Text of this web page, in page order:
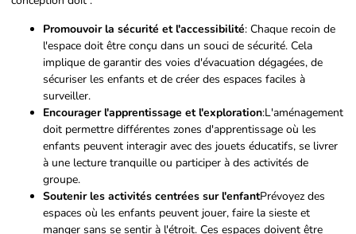
Promouvoir la sécurité et l'accessibilité: Chaque recoin de
l'espace doit être conçu dans un souci de sécurité. Cela
implique de garantir des voies d'évacuation dégagées, de
sécuriser les enfants et de créer des espaces faciles à
surveiller.
Encourager l'apprentissage et l'exploration:L'aménagement
doit permettre différentes zones d'apprentissage où les
enfants peuvent interagir avec des jouets éducatifs, se livrer
à une lecture tranquille ou participer à des activités de
groupe.
Soutenir les activités centrées sur l'enfantPrévoyez des
espaces où les enfants peuvent jouer, faire la sieste et
manger sans se sentir à l'étroit. Ces espaces doivent être